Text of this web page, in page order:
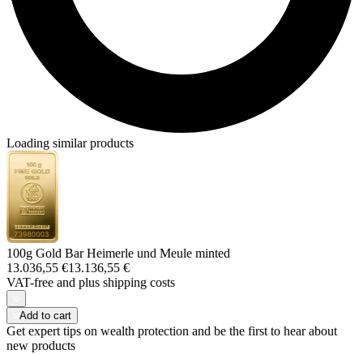
Loading similar products
100g Gold Bar Heimerle und Meule minted
13.036,55 €13.136,55 €
VAT-free and plus shipping costs
Add to cart
Get expert tips on wealth protection and be the first to hear about
new products